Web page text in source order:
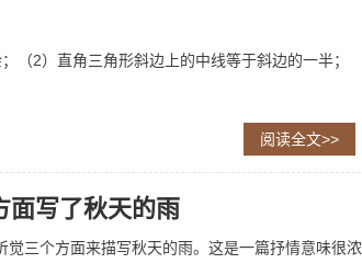
（2）直角三角形斜边上的中线等于斜边的一半；
阅读全文>>
面写了秋天的雨
觉三个方面来描写秋天的雨。这是一篇抒情意味很浓